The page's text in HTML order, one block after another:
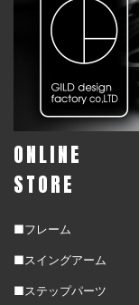
ONLINE
STORE
■フレーム
■スイングアーム
■ステップパーツ